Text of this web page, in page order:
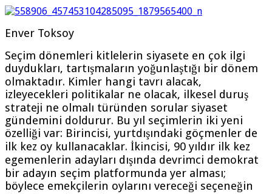
Enver Toksoy
Seçim dönemleri kitlelerin siyasete en çok ilgi
duydukları, tartışmaların yoğunlaştığı bir dönem
olmaktadır. Kimler hangi tavrı alacak,
izleyecekleri politikalar ne olacak, ilkesel duruş
strateji ne olmalı türünden sorular siyaset
gündemini doldurur. Bu yıl seçimlerin iki yeni
özelliği var: Birincisi, yurtdışındaki göçmenler de
ilk kez oy kullanacaklar. İkincisi, 90 yıldır ilk kez
egemenlerin adayları dışında devrimci demokrat
bir adayın seçim platformunda yer alması;
böylece emekçilerin oylarını vereceği seçeneğin